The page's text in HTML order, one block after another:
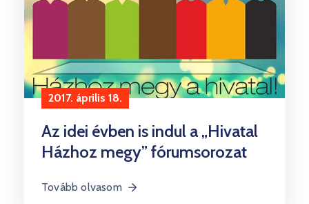
2017. április 18.
Az idei évben is indul a „Hivatal
Házhoz megy” fórumsorozat
Tovább olvasom